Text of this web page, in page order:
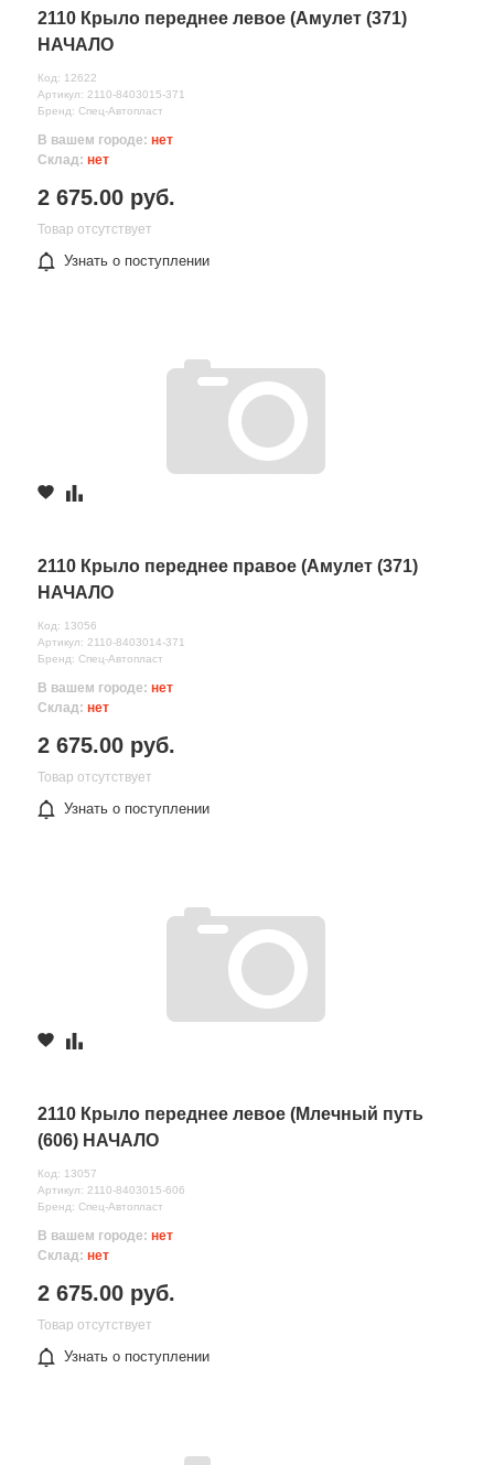
2110 Крыло переднее левое (Амулет (371)
НАЧАЛО
Код: 12622
Артикул: 2110-8403015-371
Бренд: Спец-Автопласт
В вашем городе: нет
Склад: нет
2 675.00 руб.
Товар отсутствует
Узнать о поступлении
2110 Крыло переднее правое (Амулет (371)
НАЧАЛО
Код: 13056
Артикул: 2110-8403014-371
Бренд: Спец-Автопласт
В вашем городе: нет
Склад: нет
2 675.00 руб.
Товар отсутствует
Узнать о поступлении
2110 Крыло переднее левое (Млечный путь
(606) НАЧАЛО
Код: 13057
Артикул: 2110-8403015-606
Бренд: Спец-Автопласт
В вашем городе: нет
Склад: нет
2 675.00 руб.
Товар отсутствует
Узнать о поступлении